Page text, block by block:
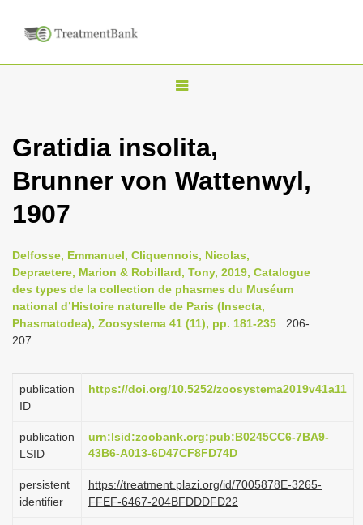
T
g
l
v
i
g
Gratidia insolita,
Brunner von Wattenwyl,
1907
Delfosse, Emmanuel, Cliquennois, Nicolas,
Depraetere, Marion & Robillard, Tony, 2019, Catalogue
des types de la collection de phasmes du Muséum
national d’Histoire naturelle de Paris (Insecta,
Phasmatodea), Zoosystema 41 (11), pp. 181-235 : 206-
207
publication
ID
https://doi.org/10.5252/zoosystema2019v41a11
publication
LSID
urn:lsid:zoobank.org:pub:B0245CC6-7BA9-
43B6-A013-6D47CF8FD74D
persistent
identifier
https://treatment.plazi.org/id/7005878E-3265-
FFEF-6467-204BFDDDFD22